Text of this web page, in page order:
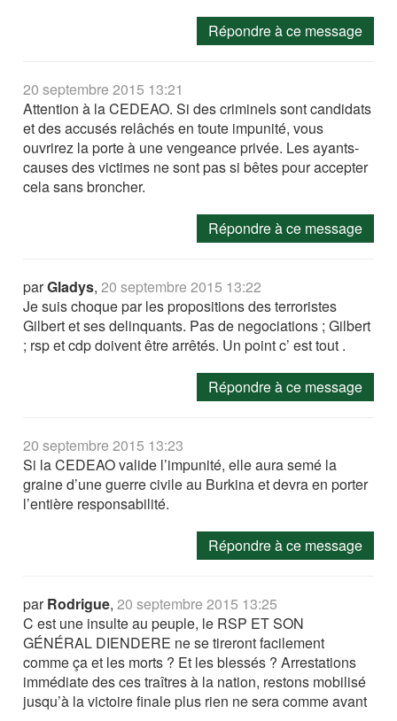
Répondre à ce message
20 septembre 2015 13:21
Attention à la CEDEAO. Si des criminels sont candidats
et des accusés relâchés en toute impunité, vous
ouvrirez la porte à une vengeance privée. Les ayants-
causes des victimes ne sont pas si bêtes pour accepter
cela sans broncher.
Répondre à ce message
parGladys,20 septembre 2015 13:22
Je suis choque par les propositions des terroristes
Gilbert et ses delinquants. Pas de negociations ; Gilbert
; rsp et cdp doivent être arrêtés. Un point c’ est tout .
Répondre à ce message
20 septembre 2015 13:23
Si la CEDEAO valide l’impunité, elle aura semé la
graine d’une guerre civile au Burkina et devra en porter
l’entière responsabilité.
Répondre à ce message
parRodrigue,20 septembre 2015 13:25
C est une insulte au peuple, le RSP ET SON
GÉNÉRAL DIENDERE ne se tireront facilement
comme ça et les morts ? Et les blessés ? Arrestations
immédiate des ces traîtres à la nation, restons mobilisé
jusqu’à la victoire finale plus rien ne sera comme avant